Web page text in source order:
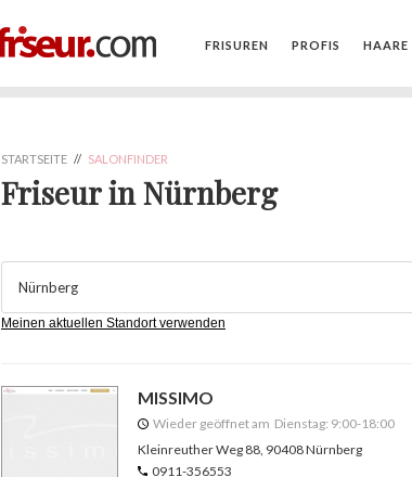
FRISUREN PROFIS HAARE
STARTSEITE // SALONFINDER
Friseur in Nürnberg
Meinen aktuellen Standort verwenden
MISSIMO
Wieder geöffnet am Dienstag: 9:00-18:00
Kleinreuther Weg 88, 90408 Nürnberg
0911-356553